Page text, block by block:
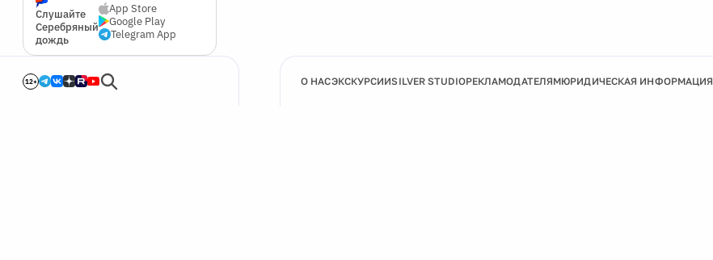
Слушайте
Серебряный
дождь
App Store
Google Play
Telegram App
12+ О НАСЭКСКУРСИИSILVER STUDIOРЕКЛАМОДАТЕЛЯМЮРИДИЧЕСКАЯ ИНФОРМАЦИЯ